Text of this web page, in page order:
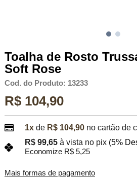
Toalha de Rosto
Soft Rose
Cod. do Produto: 13233
R$ 104,90
1xde R$ 104,90 no cartão de
R$ 99,65 à vista no pix (5%
Economize R$ 5,25
Mais formas de pagamento